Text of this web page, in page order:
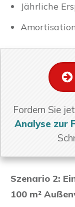
Jährliche
Fordern Sie
Analyse zur
Szenario 2:
100 m²